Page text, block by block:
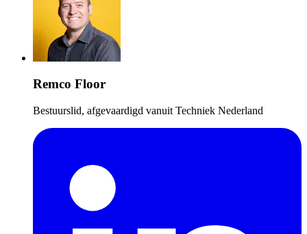
Remco Floor
Bestuurslid, afgevaardigd vanuit Techniek Nederland